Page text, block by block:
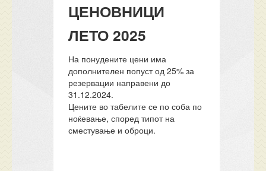
ЦЕНОВНИЦИ
ЛЕТО 2025
На понудените цени има
дополнителен попуст од 25% за
резервации направени до
31.12.2024.
Цените во табелите се по соба по
ноќевање, според типот на
сместување и оброци.